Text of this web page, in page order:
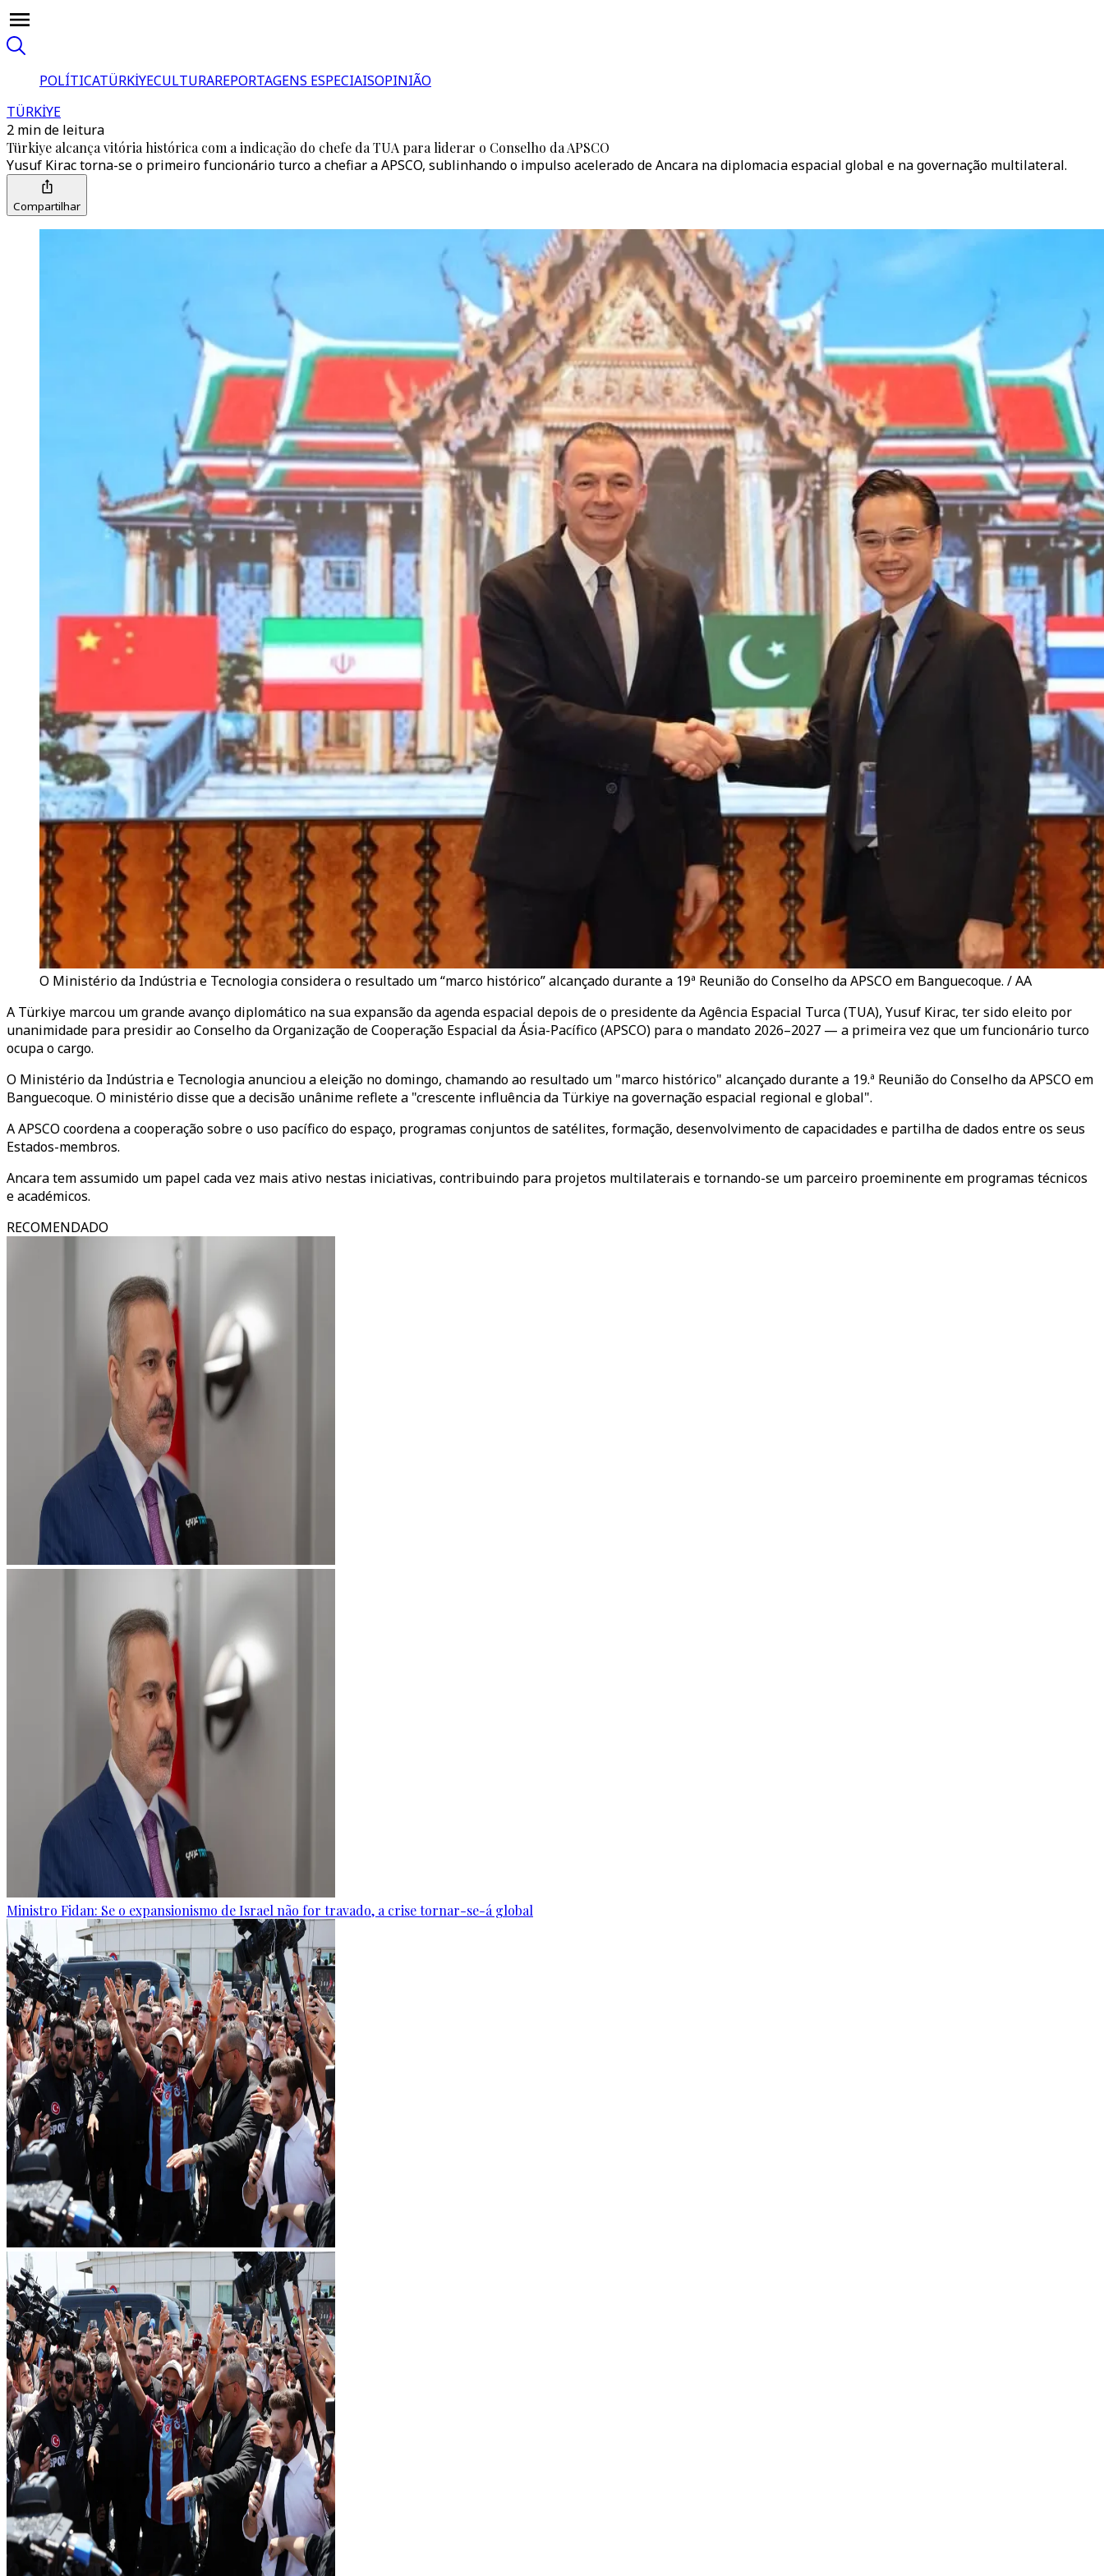
POLÍTICATÜRKİYECULTURAREPORTAGENS ESPECIAISOPINIÃO
TÜRKİYE
2 min de leitura
Türkiye alcança vitória histórica com a indicação do chefe da TUA para liderar o Conselho da APSCO
Yusuf Kirac torna-se o primeiro funcionário turco a chefiar a APSCO, sublinhando o impulso acelerado de Ancara na diplomacia espacial global e na governação multilateral.
Compartilhar
O Ministério da Indústria e Tecnologia considera o resultado um “marco histórico” alcançado durante a 19ª Reunião do Conselho da APSCO em Banguecoque. / AA
A Türkiye marcou um grande avanço diplomático na sua expansão da agenda espacial depois de o presidente da Agência Espacial Turca (TUA), Yusuf Kirac, ter sido eleito por
unanimidade para presidir ao Conselho da Organização de Cooperação Espacial da Ásia-Pacífico (APSCO) para o mandato 2026–2027 — a primeira vez que um funcionário turco
ocupa o cargo.
O Ministério da Indústria e Tecnologia anunciou a eleição no domingo, chamando ao resultado um "marco histórico" alcançado durante a 19.ª Reunião do Conselho da APSCO em
Banguecoque. O ministério disse que a decisão unânime reflete a "crescente influência da Türkiye na governação espacial regional e global".
A APSCO coordena a cooperação sobre o uso pacífico do espaço, programas conjuntos de satélites, formação, desenvolvimento de capacidades e partilha de dados entre os seus
Estados-membros.
Ancara tem assumido um papel cada vez mais ativo nestas iniciativas, contribuindo para projetos multilaterais e tornando-se um parceiro proeminente em programas técnicos
e académicos.
RECOMENDADO
Ministro Fidan: Se o expansionismo de Israel não for travado, a crise tornar-se-á global